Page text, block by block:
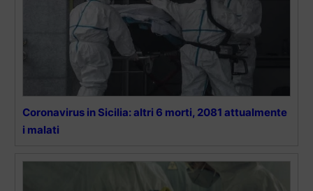
Coronavirus in Sicilia: altri 6 morti, 2081 attualmente
i malati